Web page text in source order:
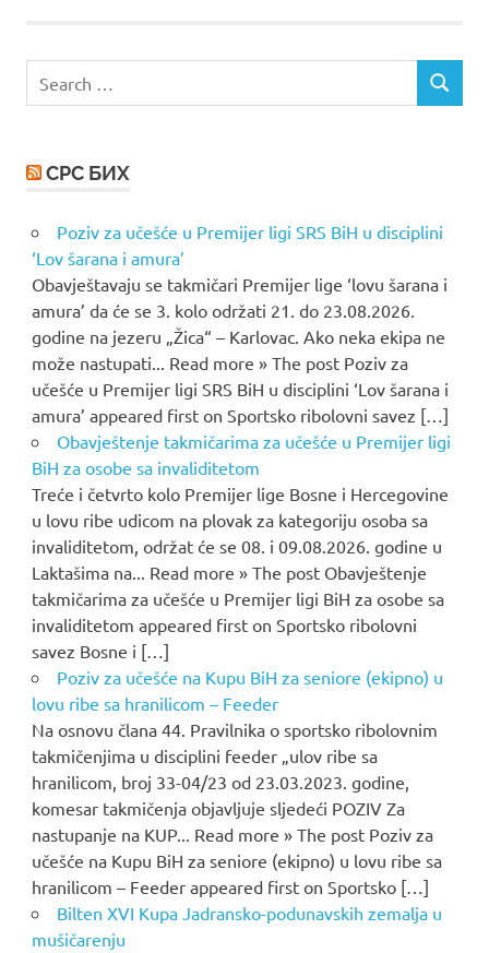
for:
SEARCH
СРС БИХ
Poziv za učešće u Premijer ligi SRS BiH u disciplini
‘Lov šarana i amura’
Obavještavaju se takmičari Premijer lige ‘lovu šarana i
amura’ da će se 3. kolo održati 21. do 23.08.2026.
godine na jezeru „Žica“ – Karlovac. Ako neka ekipa ne
može nastupati... Read more » The post Poziv za
učešće u Premijer ligi SRS BiH u disciplini ‘Lov šarana i
amura’ appeared first on Sportsko ribolovni savez […]
Obavještenje takmičarima za učešće u Premijer ligi
BiH za osobe sa invaliditetom
Treće i četvrto kolo Premijer lige Bosne i Hercegovine
u lovu ribe udicom na plovak za kategoriju osoba sa
invaliditetom, održat će se 08. i 09.08.2026. godine u
Laktašima na... Read more » The post Obavještenje
takmičarima za učešće u Premijer ligi BiH za osobe sa
invaliditetom appeared first on Sportsko ribolovni
savez Bosne i […]
Poziv za učešće na Kupu BiH za seniore (ekipno) u
lovu ribe sa hranilicom – Feeder
Na osnovu člana 44. Pravilnika o sportsko ribolovnim
takmičenjima u disciplini feeder „ulov ribe sa
hranilicom, broj 33-04/23 od 23.03.2023. godine,
komesar takmičenja objavljuje sljedeći POZIV Za
nastupanje na KUP... Read more » The post Poziv za
učešće na Kupu BiH za seniore (ekipno) u lovu ribe sa
hranilicom – Feeder appeared first on Sportsko […]
Bilten XVI Kupa Jadransko-podunavskih zemalja u
mušičarenju